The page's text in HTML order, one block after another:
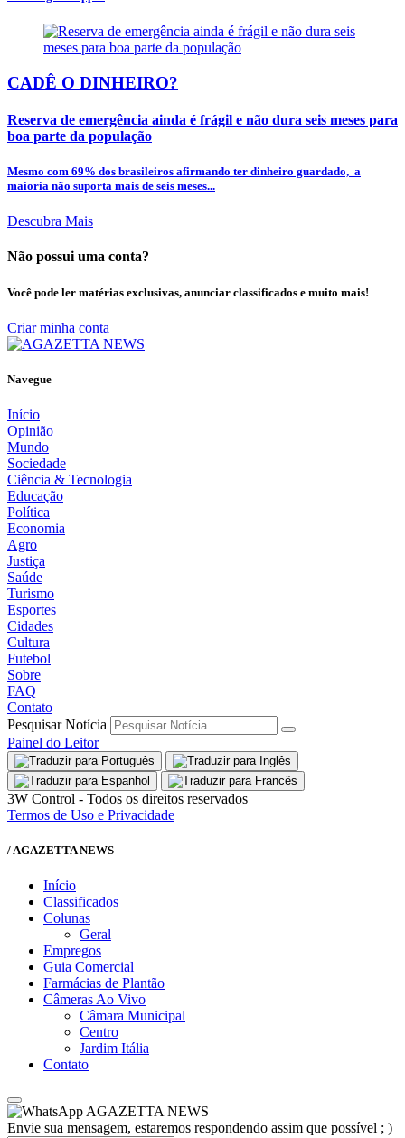
CADÊ O DINHEIRO?
Reserva de emergência ainda é frágil e não dura seis meses para
boa parte da população
Mesmo com 69% dos brasileiros afirmando ter dinheiro guardado, a
maioria não suporta mais de seis meses...
Descubra Mais
Não possui uma conta?
Você pode ler matérias exclusivas, anunciar classificados e muito mais!
Criar minha conta
Navegue
Início
Opinião
Mundo
Sociedade
Ciência & Tecnologia
Educação
Política
Economia
Agro
Justiça
Saúde
Turismo
Esportes
Cidades
Cultura
Futebol
Sobre
FAQ
Contato
Pesquisar Notícia
Painel do Leitor
3W Control - Todos os direitos reservados
Termos de Uso e Privacidade
/ AGAZETTA NEWS
Início
Classificados
Colunas
Geral
Empregos
Guia Comercial
Farmácias de Plantão
Câmeras Ao Vivo
Câmara Municipal
Centro
Jardim Itália
Contato
AGAZETTA NEWS
Envie sua mensagem, estaremos respondendo assim que possível ; )